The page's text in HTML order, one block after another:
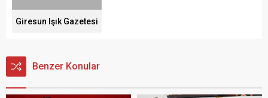
Giresun Işık Gazetesi
Benzer Konular